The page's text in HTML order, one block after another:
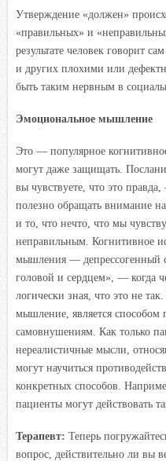
Утверждение «должен»
«правильных» и
результате человек говорит
и других плохими или
быть таким нервным в
Эмоциональное мышление
Это — популярное
могут даже защищать.
вы чувствуете, что это
полезно обращать внимание
и то, что нечто, что мы
неправильным. Когнитивное
мышления — депрессогенный
головой и сердцем», — когда
логически зная, что это не
мышление, является способом
самовнушениям. Как только
нереалистичные мысли,
могут научиться
конкретных способов.
пациенты могут действовать
Терапевт: Теперь
вопрос, действительно ли вы